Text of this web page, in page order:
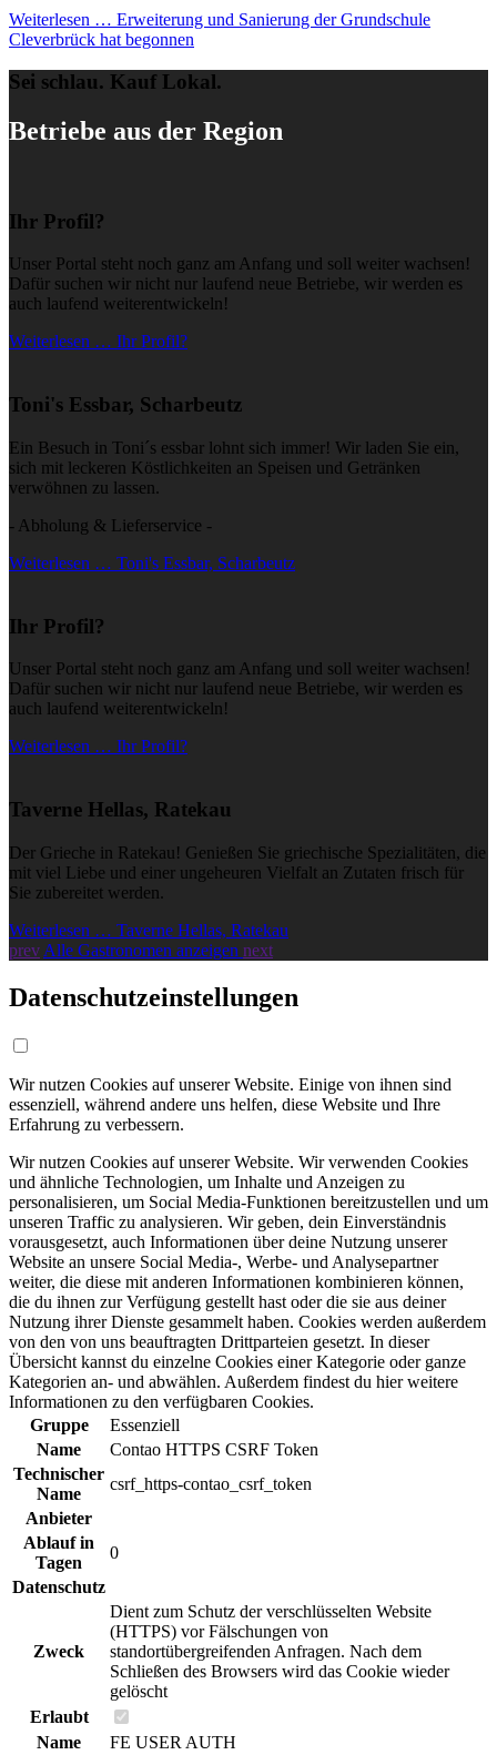
Weiterlesen … Erweiterung und Sanierung der Grundschule
Cleverbrück hat begonnen
Sei schlau. Kauf Lokal.
Betriebe aus der Region
Ihr Profil?
Unser Portal steht noch ganz am Anfang und soll weiter wachsen!
Dafür suchen wir nicht nur laufend neue Betriebe, wir werden es
auch laufend weiterentwickeln!
Weiterlesen … Ihr Profil?
Toni's Essbar, Scharbeutz
Ein Besuch in Toni´s essbar lohnt sich immer! Wir laden Sie ein,
sich mit leckeren Köstlichkeiten an Speisen und Getränken
verwöhnen zu lassen.
- Abholung & Lieferservice -
Weiterlesen … Toni's Essbar, Scharbeutz
Ihr Profil?
Unser Portal steht noch ganz am Anfang und soll weiter wachsen!
Dafür suchen wir nicht nur laufend neue Betriebe, wir werden es
auch laufend weiterentwickeln!
Weiterlesen … Ihr Profil?
Taverne Hellas, Ratekau
Der Grieche in Ratekau! Genießen Sie griechische Spezialitäten, die
mit viel Liebe und einer ungeheuren Vielfalt an Zutaten frisch für
Sie zubereitet werden.
Weiterlesen … Taverne Hellas, Ratekau
prev Alle Gastronomen anzeigen next
Datenschutzeinstellungen
Wir nutzen Cookies auf unserer Website. Einige von ihnen sind
essenziell, während andere uns helfen, diese Website und Ihre
Erfahrung zu verbessern.
Wir nutzen Cookies auf unserer Website. Wir verwenden Cookies
und ähnliche Technologien, um Inhalte und Anzeigen zu
personalisieren, um Social Media-Funktionen bereitzustellen und um
unseren Traffic zu analysieren. Wir geben, dein Einverständnis
vorausgesetzt, auch Informationen über deine Nutzung unserer
Website an unsere Social Media-, Werbe- und Analysepartner
weiter, die diese mit anderen Informationen kombinieren können,
die du ihnen zur Verfügung gestellt hast oder die sie aus deiner
Nutzung ihrer Dienste gesammelt haben. Cookies werden außerdem
von den von uns beauftragten Drittparteien gesetzt. In dieser
Übersicht kannst du einzelne Cookies einer Kategorie oder ganze
Kategorien an- und abwählen. Außerdem findest du hier weitere
Informationen zu den verfügbaren Cookies.
Gruppe
Essenziell
Name
Contao HTTPS CSRF Token
Technischer
Name
csrf_https-contao_csrf_token
Anbieter
Ablauf in
Tagen
0
Datenschutz
Zweck
Dient zum Schutz der verschlüsselten Website
(HTTPS) vor Fälschungen von
standortübergreifenden Anfragen. Nach dem
Schließen des Browsers wird das Cookie wieder
gelöscht
Erlaubt
Name
FE USER AUTH